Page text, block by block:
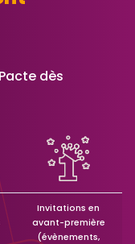
dès
Invitations en
avant-première
(évènements,